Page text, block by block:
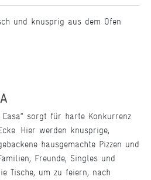
und knusprig aus dem Ofen
sorgt für harte Konkurrenz
Hier werden knusprige,
hausgemachte Pizzen und
Freunde, Singles und
Tische, um zu feiern, nach